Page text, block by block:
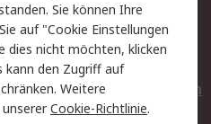
Datenschutz
Zahlungsbedingungen
Entsorgung
Elektrogeräte/Batterien
Sie können Ihre
auf "Cookie Einstellungen
dies nicht möchten, klicken
kann den Zugriff auf
Weitere
Cookie-Richtlinie.